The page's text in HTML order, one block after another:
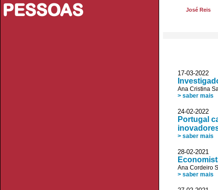
PESSOAS
José Reis
17-03-2022
Ana Cristina
> saber mais
24-02-2022
Portugal
> saber mais
28-02-2021
Ana Cordeiro
> saber mais